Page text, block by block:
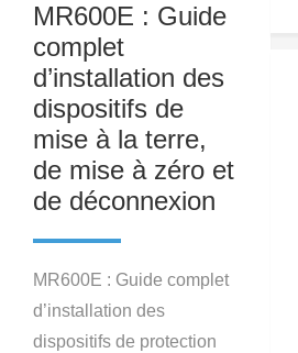
MR600E : Guide
complet
d’installation des
dispositifs de
mise à la terre,
de mise à zéro et
de déconnexion
MR600E : Guide complet
d’installation des
dispositifs de protection